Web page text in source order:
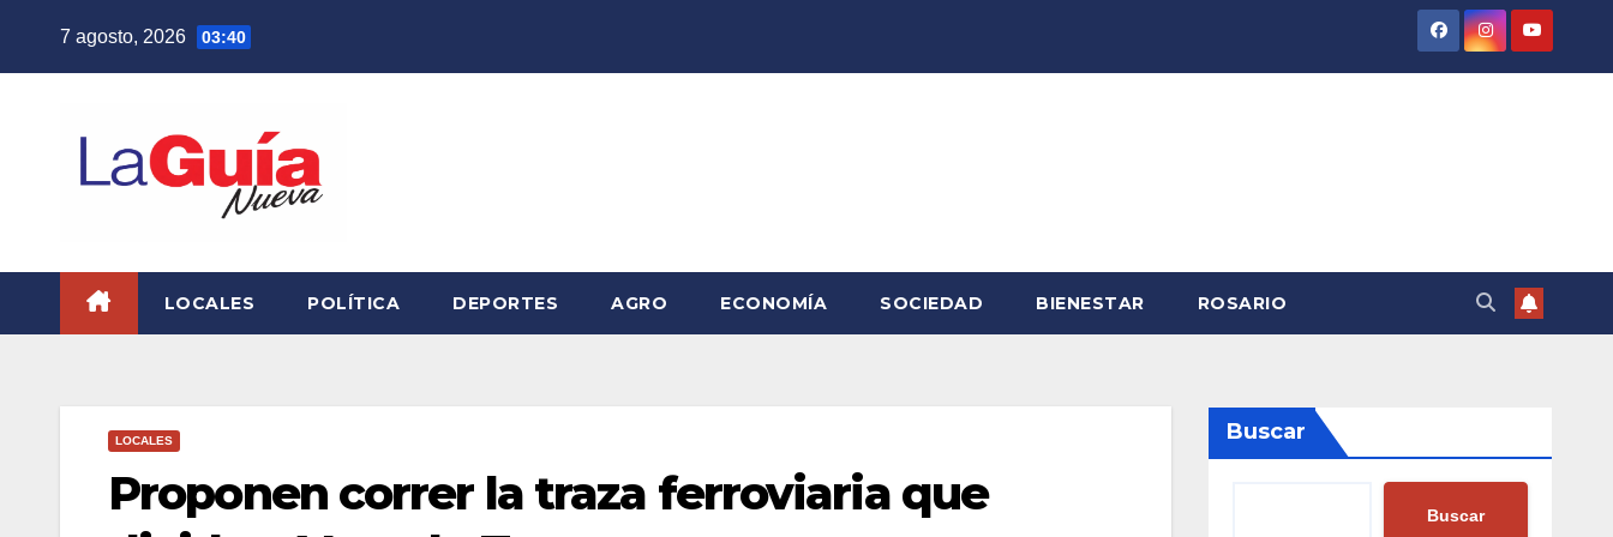
7 agosto, 2026 03:40
LOCALES POLÍTICA DEPORTES AGRO ECONOMÍA SOCIEDAD BIENESTAR ROSARIO
LOCALES
Proponen correr la traza ferroviaria que
Buscar
Buscar